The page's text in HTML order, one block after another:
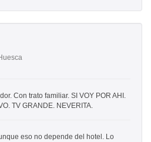
Con trato familiar. SI VOY POR AHI.
TV GRANDE. NEVERITA.
eso no depende del hotel. Lo